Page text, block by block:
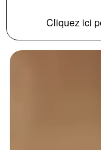
Cliquez ici